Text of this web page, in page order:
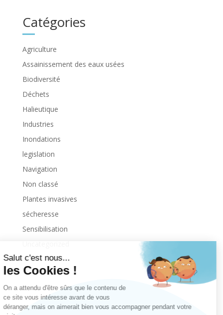
Catégories
Agriculture
Assainissement des eaux usées
Biodiversité
Déchets
Halieutique
Industries
Inondations
legislation
Navigation
Non classé
Plantes invasives
sécheresse
Sensibilisation